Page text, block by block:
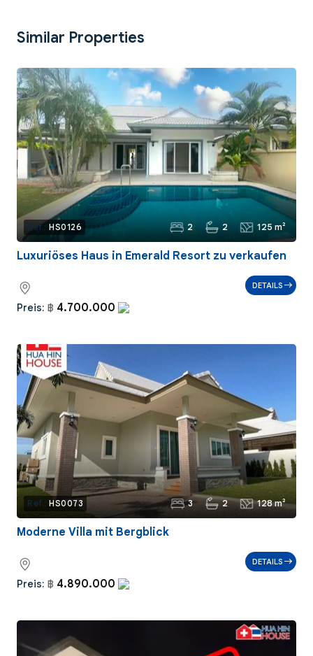
Similar Properties
Ref.: HS0126 2 2 125 m²
Luxuriöses Haus in Emerald Resort zu verkaufen
Preis: ฿ 4.700.000
DETAILS
Ref.: HS0073 3 2 128 m²
Moderne Villa mit Bergblick
Preis: ฿ 4.890.000
DETAILS